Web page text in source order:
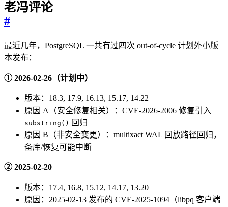
老冯评论
#
最近几年，PostgreSQL 一共有过四次 out-of-cycle 计划外小版
本发布：
① 2026-02-26（计划中）
版本：18.3, 17.9, 16.13, 15.17, 14.22
原因 A（安全修复相关）：CVE-2026-2006 修复引入
substring() 回归
原因 B（非安全变更）：multixact WAL 回放路径回归，
备库/恢复可能中断
② 2025-02-20
版本：17.4, 16.8, 15.12, 14.17, 13.20
原因：2025-02-13 发布的 CVE-2025-1094（libpq 客户端